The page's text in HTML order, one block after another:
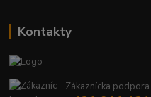
Kontakty
Zákaznícka